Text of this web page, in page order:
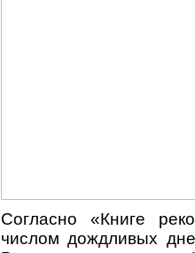
Согласно «Книге
числом дождливых